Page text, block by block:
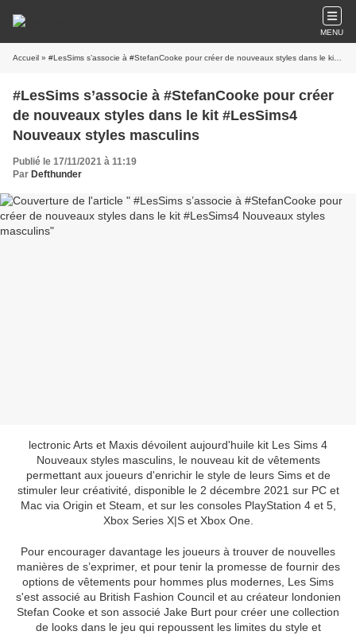
MENU
Accueil » #LesSims s’associe à #StefanCooke pour créer de nouveaux styles dans le kit #LesSims4 Nouveaux styles masculins
#LesSims s’associe à #StefanCooke pour créer
de nouveaux styles dans le kit #LesSims4
Nouveaux styles masculins
Publié le 17/11/2021 à 11:19
Par Defthunder
lectronic Arts et Maxis dévoilent aujourd'huile kit Les Sims 4
Nouveaux styles masculins, le nouveau kit de vêtements
permettant aux joueurs d'enrichir le style de leurs Sims et de
stimuler leur créativité, disponible le 2 décembre 2021 sur PC et
Mac via Origin et Steam, et sur les consoles PlayStation 4 et 5,
Xbox Series X|S et Xbox One.
Pour encourager davantage les joueurs à trouver de nouvelles
manières de s’exprimer, et pour tenir la promesse de fournir des
options de vêtements pour hommes plus modernes, Les Sims
s'est associé au British Fashion Council et au créateur londonien
Stefan Cooke et son associé Jake Burt pour créer une collection
de looks dans le jeu qui repoussent les limites du style et